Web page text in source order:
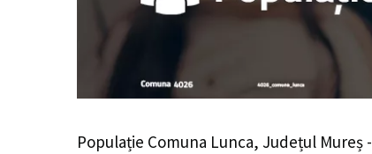
Populație Comuna Lunca, Județul Mureș -